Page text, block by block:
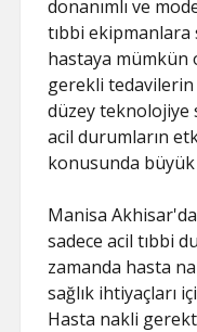
donanımlı ve
tıbbi
hastaya mümkün
gerekli tedavilerin
düzey teknolojiye
acil durumların
konusunda
Manisa
sadece acil tıbbi
zamanda hasta
sağlık ihtiyaçları
Hasta nakli